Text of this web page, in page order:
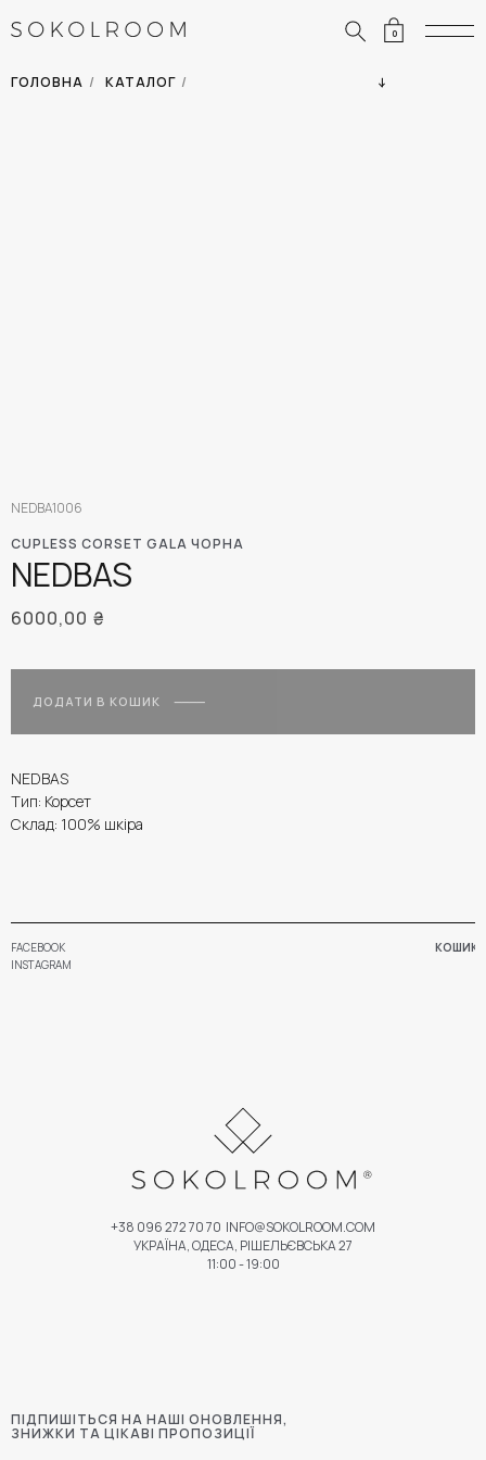
0
ГОЛОВНА / КАТАЛОГ /
CUPLESS CORSET GALA ЧОРНА
NEDBAS
NEDBA1006
6000,00 ₴
ДОДАТИ В КОШИК
NEDBAS
Тип: Корсет
Склад: 100% шкіра
FACEBOOK КОШИК
ПІДПИШІТЬСЯ НА НАШІ ОНОВЛЕННЯ,
ЗНИЖКИ ТА ЦІКАВІ ПРОПОЗИЦІЇ
+38 096 272 70 70 INFO@SOKOLROOM.COM
УКРАЇНА, ОДЕСА, РІШЕЛЬЄВСЬКА 27
11:00 - 19:00
INSTAGRAM